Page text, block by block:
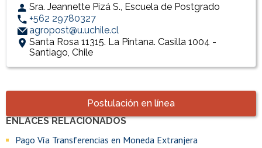
Accesos directosPostulación en línea
Enlaces y documentos de interés
ENLACES RELACIONADOS
Pago Vía Transferencias en Moneda Extranjera
Sra. Jeannette Pizá S., Escuela de Postgrado
+562 29780327
agropost@u.uchile.cl
Santa Rosa 11315. La Pintana. Casilla 1004 -
Santiago, Chile